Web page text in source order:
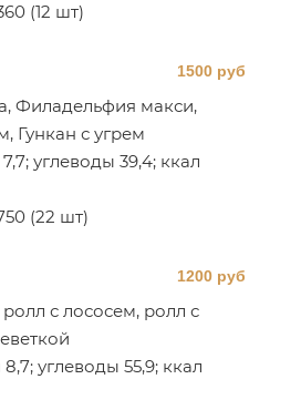
(12 шт)
1500 руб
Филадельфия макси,
Гункан с угрем
углеводы 39,4; ккал
(22 шт)
1200 руб
с лососем, ролл с
углеводы 55,9; ккал